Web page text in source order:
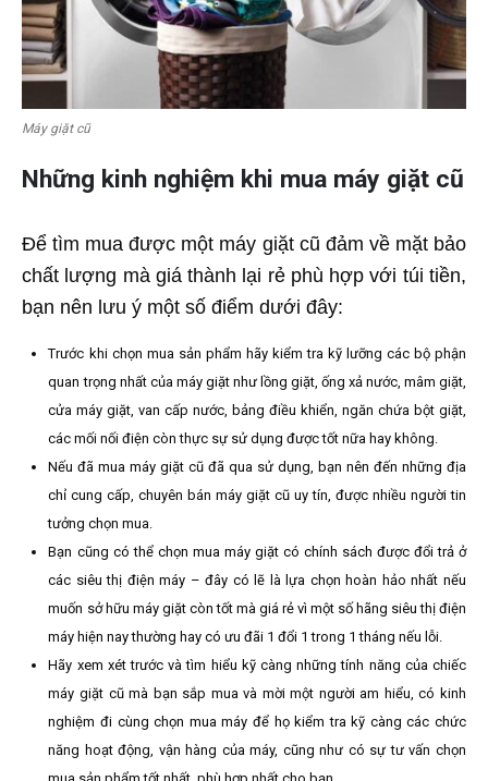
Máy giặt cũ
Những kinh nghiệm khi mua máy giặt cũ
Để tìm mua được một máy giặt cũ đảm về mặt bảo
chất lượng mà giá thành lại rẻ phù hợp với túi tiền,
bạn nên lưu ý một số điểm dưới đây:
Trước khi chọn mua sản phẩm hãy kiểm tra kỹ lưỡng các bộ phận
quan trọng nhất của máy giặt như lồng giặt, ống xả nước, mâm giặt,
cửa máy giặt, van cấp nước, bảng điều khiển, ngăn chứa bột giặt,
các mối nối điện còn thực sự sử dụng được tốt nữa hay không.
Nếu đã mua máy giặt cũ đã qua sử dụng, bạn nên đến những địa
chỉ cung cấp, chuyên bán máy giặt cũ uy tín, được nhiều người tin
tưởng chọn mua.
Bạn cũng có thể chọn mua máy giặt có chính sách được đổi trả ở
các siêu thị điện máy – đây có lẽ là lựa chọn hoàn hảo nhất nếu
muốn sở hữu máy giặt còn tốt mà giá rẻ vì một số hãng siêu thị điện
máy hiện nay thường hay có ưu đãi 1 đổi 1 trong 1 tháng nếu lỗi.
Hãy xem xét trước và tìm hiểu kỹ càng những tính năng của chiếc
máy giặt cũ mà bạn sắp mua và mời một người am hiểu, có kinh
nghiệm đi cùng chọn mua máy để họ kiểm tra kỹ càng các chức
năng hoạt động, vận hàng của máy, cũng như có sự tư vấn chọn